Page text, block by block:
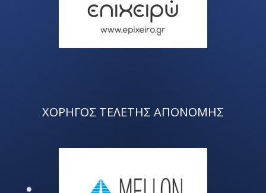
ΧΟΡΗΓΟΣ ΤΕΛΕΤΗΣ ΑΠΟΝΟΜΗΣ